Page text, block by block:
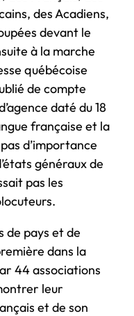
des Acadiens,
devant le
à la marche
québécoise
de compte
daté du 18
française et la
d’importance
généraux de
pas les
de pays et de
dans la
44 associations
leur
et de son